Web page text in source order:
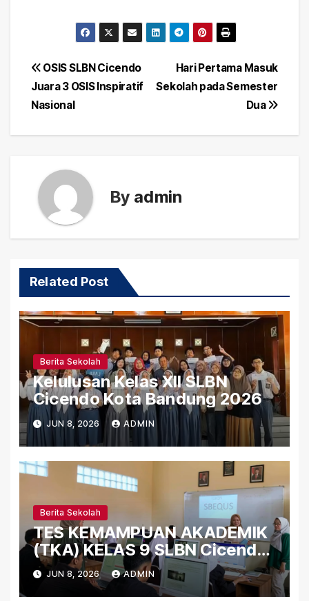
Post
navigation
Hari Pertama Masuk
Sekolah pada Semester
Dua
OSIS SLBN Cicendo
Juara 3 OSIS Inspiratif
Nasional
By admin
Related Post
Berita Sekolah
Kelulusan Kelas XII SLBN
Cicendo Kota Bandung 2026
JUN 8, 2026 ADMIN
Berita Sekolah
TES KEMAMPUAN AKADEMIK
(TKA) KELAS 9 SLBN Cicendo
Kota Bandung 2026
JUN 8, 2026 ADMIN